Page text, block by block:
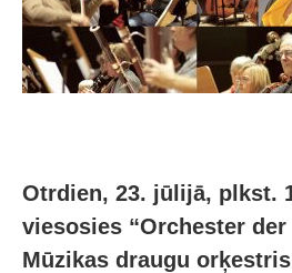
Otrdien, 23. jūlijā, plkst.
viesosies “Orchester
Mūzikas draugu